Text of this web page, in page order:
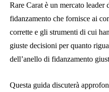
Rare Carat è un mercato leader
fidanzamento che fornisce ai
corrette e gli strumenti di cui
giuste decisioni per quanto
dell’anello di fidanzamento
Questa guida discuterà